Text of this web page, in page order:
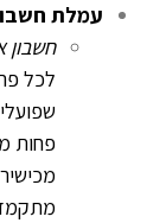
עמלת
חשבון
לכל